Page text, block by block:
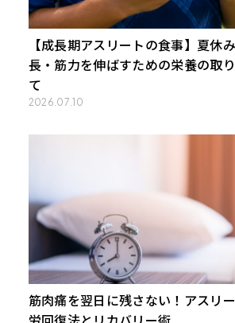
【成長期アスリートの食事】夏休
長・筋力を伸ばすための栄養の取
て
2026.07.10
筋肉痛を翌日に残さない！アスリ